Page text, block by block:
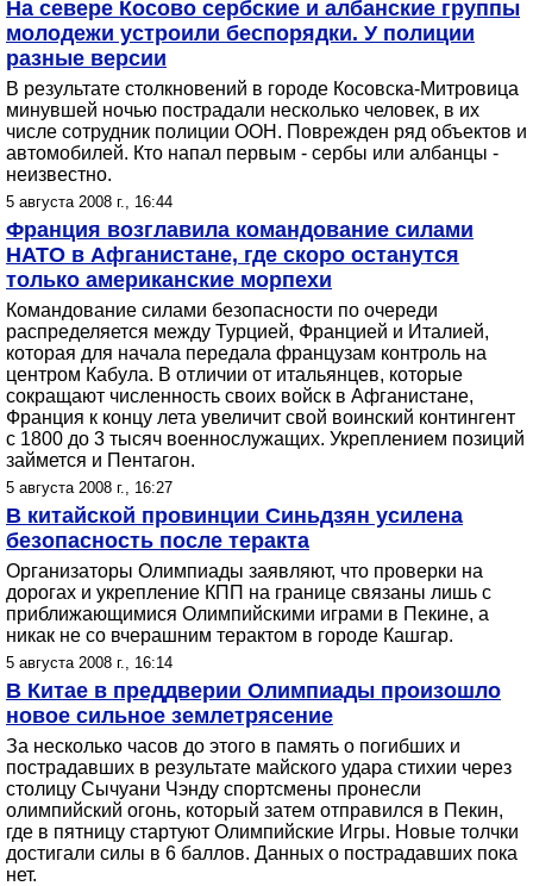
На севере Косово сербские и албанские группы
молодежи устроили беспорядки. У полиции
разные версии
В результате столкновений в городе Косовска-Митровица
минувшей ночью пострадали несколько человек, в их
числе сотрудник полиции ООН. Поврежден ряд объектов и
автомобилей. Кто напал первым - сербы или албанцы -
неизвестно.
5 августа 2008 г., 16:44
Франция возглавила командование силами
НАТО в Афганистане, где скоро останутся
только американские морпехи
Командование силами безопасности по очереди
распределяется между Турцией, Францией и Италией,
которая для начала передала французам контроль на
центром Кабула. В отличии от итальянцев, которые
сокращают численность своих войск в Афганистане,
Франция к концу лета увеличит свой воинский контингент
с 1800 до 3 тысяч военнослужащих. Укреплением позиций
займется и Пентагон.
5 августа 2008 г., 16:27
В китайской провинции Синьдзян усилена
безопасность после теракта
Организаторы Олимпиады заявляют, что проверки на
дорогах и укрепление КПП на границе связаны лишь с
приближающимися Олимпийскими играми в Пекине, а
никак не со вчерашним терактом в городе Кашгар.
5 августа 2008 г., 16:14
В Китае в преддверии Олимпиады произошло
новое сильное землетрясение
За несколько часов до этого в память о погибших и
пострадавших в результате майского удара стихии через
столицу Сычуани Чэнду спортсмены пронесли
олимпийский огонь, который затем отправился в Пекин,
где в пятницу стартуют Олимпийские Игры. Новые толчки
достигали силы в 6 баллов. Данных о пострадавших пока
нет.